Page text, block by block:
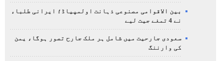
بین الاقوامی مصنوعی ذہانت اولمپیاڈ؛ ایرانی طلباء
نے 4 تمغے جیت لیے
سعودی جارحیت میں شامل ہر ملک جارح تصور ہوگا، یمن
کی وارننگ